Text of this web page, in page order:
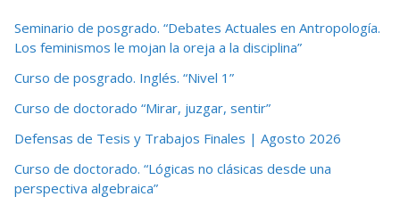
Seminario de posgrado. “Debates Actuales en Antropología.
Los feminismos le mojan la oreja a la disciplina”
Curso de posgrado. Inglés. “Nivel 1”
Curso de doctorado “Mirar, juzgar, sentir”
Defensas de Tesis y Trabajos Finales | Agosto 2026
Curso de doctorado. “Lógicas no clásicas desde una
perspectiva algebraica”